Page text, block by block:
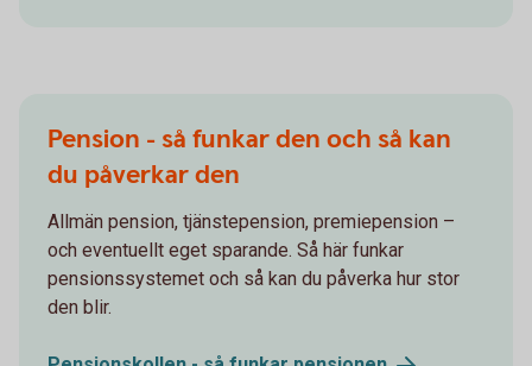
Pension - så funkar den och så kan
du påverkar den
Allmän pension, tjänstepension, premiepension –
och eventuellt eget sparande. Så här funkar
pensionssystemet och så kan du påverka hur stor
den blir.